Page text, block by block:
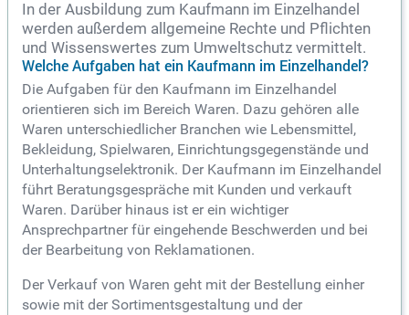
In der Ausbildung zum Kaufmann im Einzelhandel
werden außerdem allgemeine Rechte und Pflichten
und Wissenswertes zum Umweltschutz vermittelt.
Welche Aufgaben hat ein Kaufmann im Einzelhandel?
Die Aufgaben für den Kaufmann im Einzelhandel
orientieren sich im Bereich Waren. Dazu gehören alle
Waren unterschiedlicher Branchen wie Lebensmittel,
Bekleidung, Spielwaren, Einrichtungsgegenstände und
Unterhaltungselektronik. Der Kaufmann im Einzelhandel
führt Beratungsgespräche mit Kunden und verkauft
Waren. Darüber hinaus ist er ein wichtiger
Ansprechpartner für eingehende Beschwerden und bei
der Bearbeitung von Reklamationen.
Der Verkauf von Waren geht mit der Bestellung einher
sowie mit der Sortimentsgestaltung und der